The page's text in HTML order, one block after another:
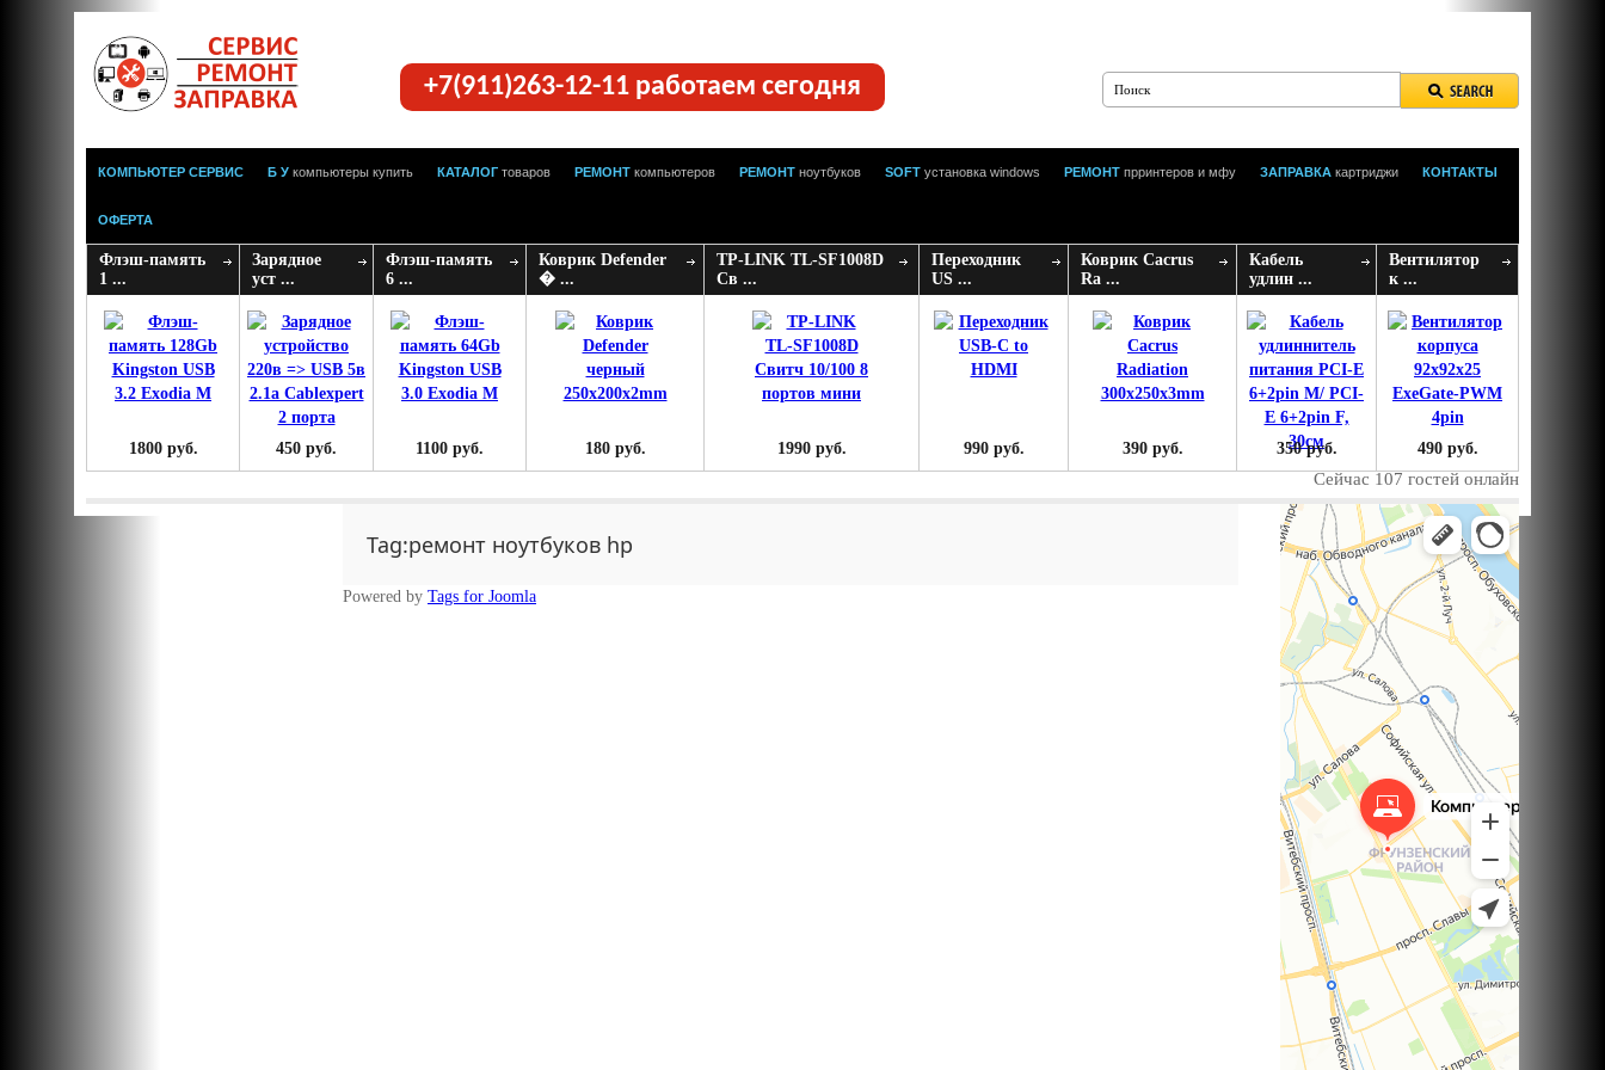
+7(911)263-12-11 работаем сегодня
КОМПЬЮТЕР СЕРВИС Б У компьютеры купить КАТАЛОГ товаров РЕМОНТ компьютеров РЕМОНТ ноутбуков SOFT установка windows РЕМОНТ прринтеров и мфу ЗАПРАВКА картриджи КОНТАКТЫ
ОФЕРТА
Флэш-память
1 ...
1800 руб.
Зарядное
уст ...
450 руб.
Флэш-память
6 ...
1100 руб.
Коврик Defender
� ...
180 руб.
TP-LINK TL-SF1008D
Св ...
1990 руб.
Переходник
US ...
990 руб.
Коврик Cacrus
Ra ...
390 руб.
Кабель
удлин ...
350 руб.
Вентилятор
к ...
490 руб.
Сейчас 107 гостей онлайн
Tag:ремонт ноутбуков hp
Powered by Tags for Joomla